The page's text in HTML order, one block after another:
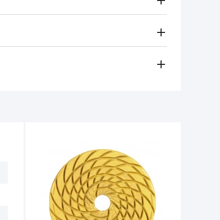
Secondo le tariffe del vettore
contanti)
ci sono tracce d'uso.